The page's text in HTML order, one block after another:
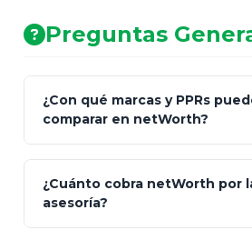
Preguntas
¿Con qué marcas y PPRs
comparar en netWorth?
¿Cuánto cobra netWorth por
asesoría?